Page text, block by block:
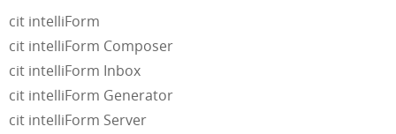
cit intelliForm
cit intelliForm Composer
cit intelliForm Inbox
cit intelliForm Generator
cit intelliForm Server